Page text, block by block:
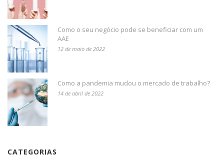
Como o seu negócio pode se beneficiar com um
AAE
12 de maio de 2022
Como a pandemia mudou o mercado de trabalho?
14 de abril de 2022
CATEGORIAS